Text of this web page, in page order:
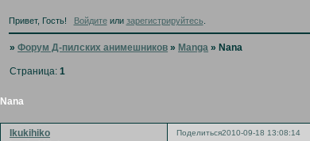
Привет, Гость! Войдитеили зарегистрируйтесь
»Форум Д-пилских анимешников » Manga »Nana
Nana
Страница:1
Поделиться2010-09-18 13:08:14
Ikukihiko